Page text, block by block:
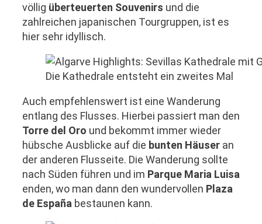
völlig überteuerten Souvenirs und die
zahlreichen japanischen Tourgruppen, ist es
hier sehr idyllisch.
Die Kathedrale entsteht ein zweites Mal
Auch empfehlenswert ist eine Wanderung
entlang des Flusses. Hierbei passiert man den
Torre del Oro und bekommt immer wieder
hübsche Ausblicke auf die bunten Häuser an
der anderen Flusseite. Die Wanderung sollte
nach Süden führen und im Parque Maria Luisa
enden, wo man dann den wundervollen Plaza
de España bestaunen kann.